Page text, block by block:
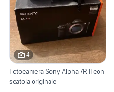
4
Fotocamera Sony Alpha 7R II con
scatola originale